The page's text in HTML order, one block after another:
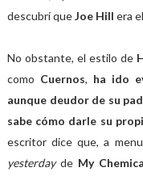
descubrí queJoe Hill era
No obstante, el estilo de
como Cuernos, ha ido
aunque deudor de su
sabe cómo darle su
escritor dice que, a
yesterdayde My